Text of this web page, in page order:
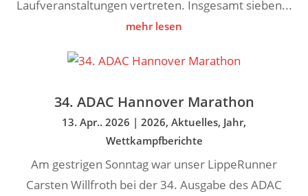
Laufveranstaltungen vertreten. Insgesamt sieben...
mehr lesen
34. ADAC Hannover Marathon
13. Apr.. 2026 | 2026, Aktuelles, Jahr,
Wettkampfberichte
Am gestrigen Sonntag war unser LippeRunner
Carsten Willfroth bei der 34. Ausgabe des ADAC